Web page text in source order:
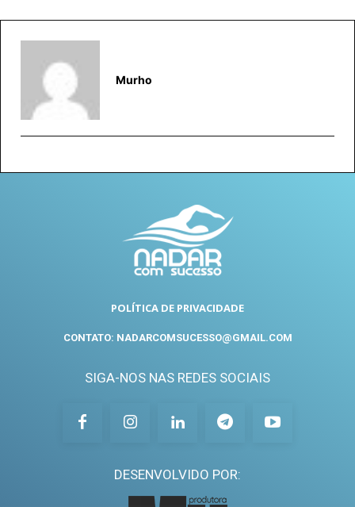
Murho
POLÍTICA DE PRIVACIDADE
CONTATO: NADARCOMSUCESSO@GMAIL.COM
SIGA-NOS NAS REDES SOCIAIS
DESENVOLVIDO POR: